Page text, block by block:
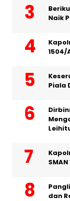
Naik
1504/
Piala
dan